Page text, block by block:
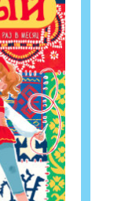
ПОДПИСАТЬСЯ